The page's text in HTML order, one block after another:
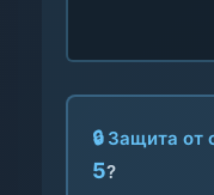
🔒 Защита от
5?